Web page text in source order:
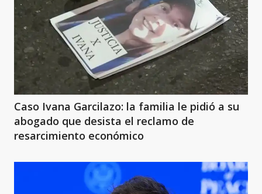
Caso Ivana Garcilazo: la familia le pidió a su
abogado que desista el reclamo de
resarcimiento económico